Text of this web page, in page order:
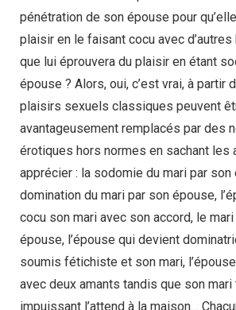
pénétration de son épouse pour
plaisir en le faisant cocu avec
que lui éprouvera du plaisir en étant
épouse ? Alors, oui, c’est vrai, à partir
plaisirs sexuels classiques peuvent
avantageusement remplacés par des
érotiques hors normes en sachant les
apprécier : la sodomie du mari par son
domination du mari par son épouse,
cocu son mari avec son accord, le
épouse, l’épouse qui devient
soumis fétichiste et son mari,
avec deux amants tandis que son
impuissant l’attend à la maison…